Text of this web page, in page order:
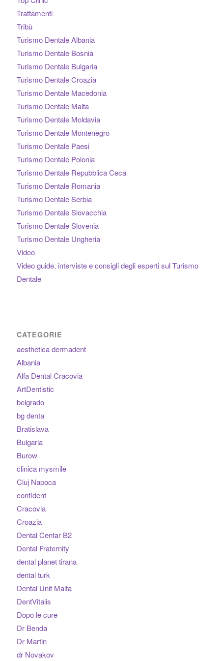
Trattamenti
Tribù
Turismo Dentale Albania
Turismo Dentale Bosnia
Turismo Dentale Bulgaria
Turismo Dentale Croazia
Turismo Dentale Macedonia
Turismo Dentale Malta
Turismo Dentale Moldavia
Turismo Dentale Montenegro
Turismo Dentale Paesi
Turismo Dentale Polonia
Turismo Dentale Repubblica Ceca
Turismo Dentale Romania
Turismo Dentale Serbia
Turismo Dentale Slovacchia
Turismo Dentale Slovenia
Turismo Dentale Ungheria
Video
Video guide, interviste e consigli degli esperti sul Turismo
Dentale
CATEGORIE
aesthetica dermadent
Albania
Alfa Dental Cracovia
ArtDentistic
belgrado
bg denta
Bratislava
Bulgaria
Burow
clinica mysmile
Cluj Napoca
confident
Cracovia
Croazia
Dental Centar B2
Dental Fraternity
dental planet tirana
dental turk
Dental Unit Malta
DentVitalis
Dopo le cure
Dr Benda
Dr Martin
dr Novakov